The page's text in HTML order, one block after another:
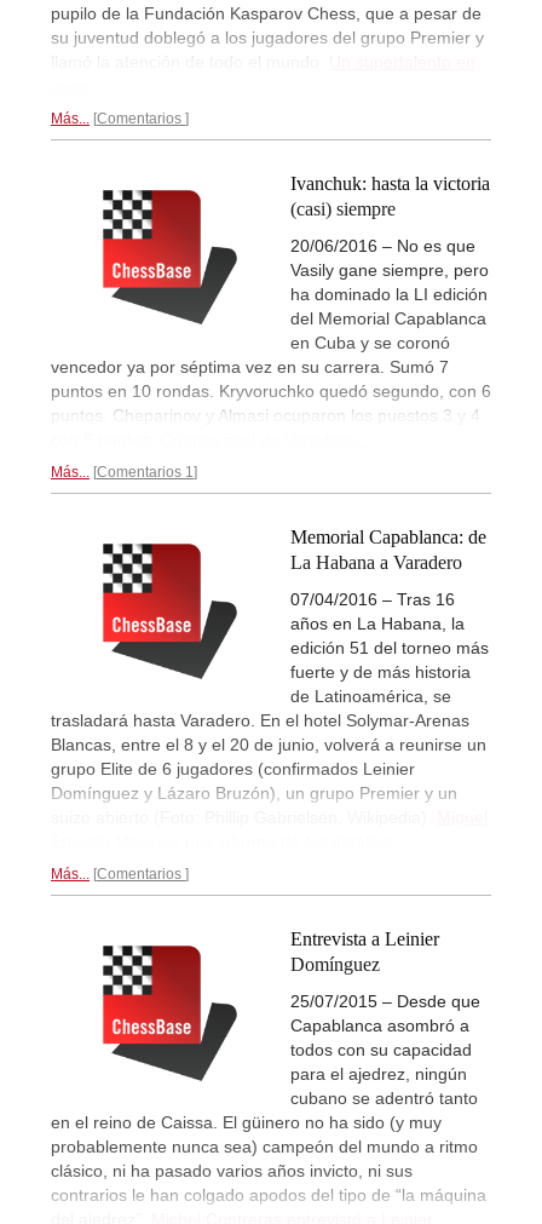
pupilo de la Fundación Kasparov Chess, que a pesar de
su juventud doblegó a los jugadores del grupo Premier y
llamó la atención de todo el mundo. Un supertalento en
Más... Comentarios
Ivanchuk: hasta la victoria
(casi) siempre
20/06/2016 – No es que
Vasily gane siempre, pero
ha dominado la LI edición
del Memorial Capablanca
en Cuba y se coronó
vencedor ya por séptima vez en su carrera. Sumó 7
puntos en 10 rondas. Kryvoruchko quedó segundo, con 6
puntos. Cheparinov y Almasi ocuparon los puestos 3 y 4
Más... Comentarios 1
Memorial Capablanca: de
La Habana a Varadero
07/04/2016 – Tras 16
años en La Habana, la
edición 51 del torneo más
fuerte y de más historia
de Latinoamérica, se
trasladará hasta Varadero. En el hotel Solymar-Arenas
Blancas, entre el 8 y el 20 de junio, volverá a reunirse un
grupo Elite de 6 jugadores (confirmados Leinier
Domínguez y Lázaro Bruzón), un grupo Premier y un
Más... Comentarios
Entrevista a Leinier
Domínguez
25/07/2015 – Desde que
Capablanca asombró a
todos con su capacidad
para el ajedrez, ningún
cubano se adentró tanto
en el reino de Caissa. El güinero no ha sido (y muy
probablemente nunca sea) campeón del mundo a ritmo
clásico, ni ha pasado varios años invicto, ni sus
contrarios le han colgado apodos del tipo de “la máquina